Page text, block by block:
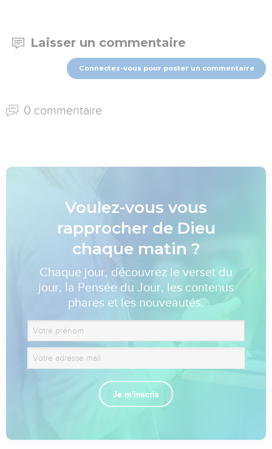
Laisser un commentaire
Connectez-vous pour poster un commentaire
0 commentaire
Voulez-vous vous
rapprocher de Dieu
chaque matin ?
Chaque jour, découvrez le verset du
jour, la Pensée du Jour, les contenus
phares et les nouveautés.
Je m'inscris